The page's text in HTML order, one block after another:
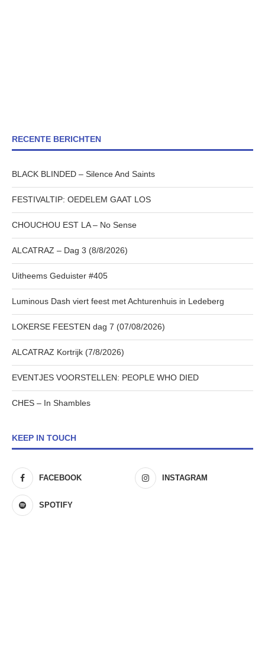
RECENTE BERICHTEN
BLACK BLINDED – Silence And Saints
FESTIVALTIP: OEDELEM GAAT LOS
CHOUCHOU EST LA – No Sense
ALCATRAZ – Dag 3 (8/8/2026)
Uitheems Geduister #405
Luminous Dash viert feest met Achturenhuis in Ledeberg
LOKERSE FEESTEN dag 7 (07/08/2026)
ALCATRAZ Kortrijk (7/8/2026)
EVENTJES VOORSTELLEN: PEOPLE WHO DIED
CHES – In Shambles
KEEP IN TOUCH
FACEBOOK INSTAGRAM
SPOTIFY